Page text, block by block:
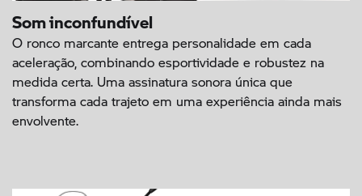
Som inconfundível
O ronco marcante entrega personalidade em cada
aceleração, combinando esportividade e robustez na
medida certa. Uma assinatura sonora única que
transforma cada trajeto em uma experiência ainda mais
envolvente.